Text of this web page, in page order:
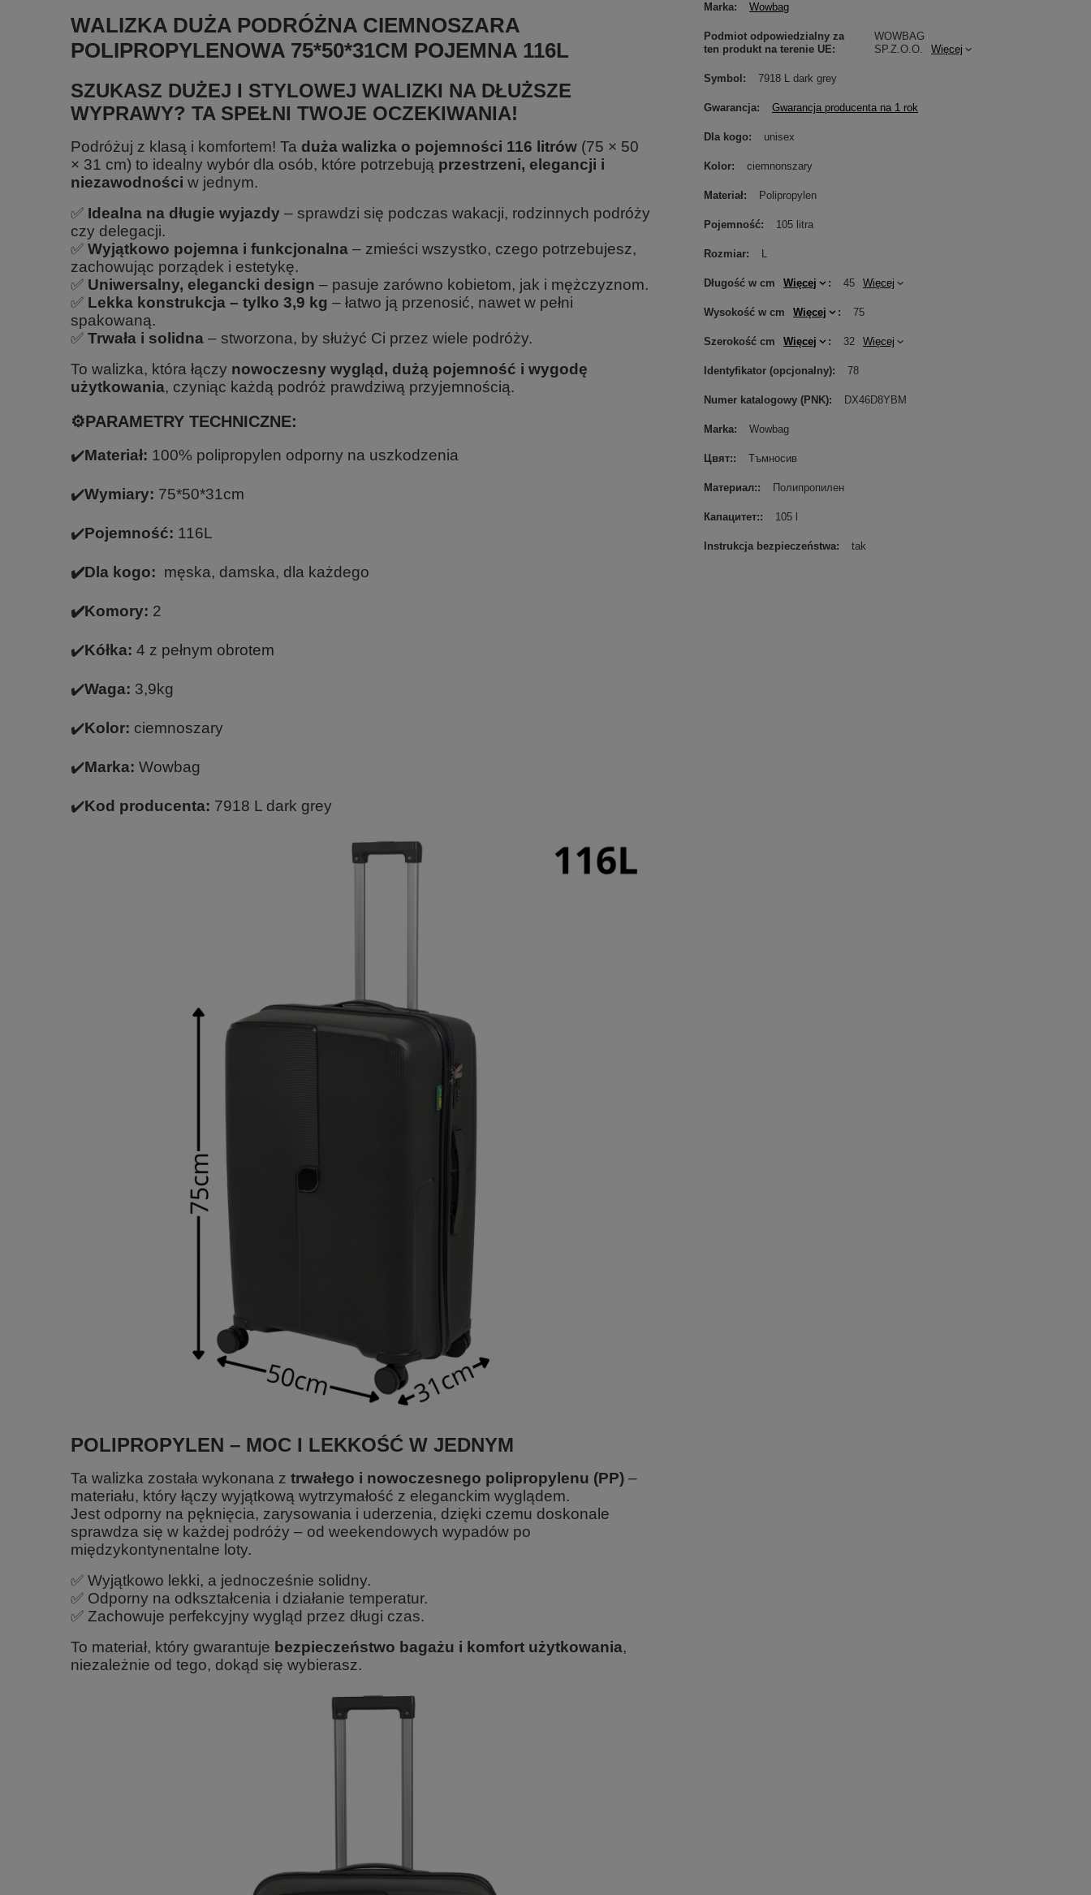
WALIZKA DUŻA PODRÓŻNA CIEMNOSZARA
POLIPROPYLENOWA 75*50*31CM POJEMNA 116L
SZUKASZ DUŻEJ I STYLOWEJ WALIZKI NA DŁUŻSZE
WYPRAWY? TA SPEŁNI TWOJE OCZEKIWANIA!
Podróżuj z klasą i komfortem! Ta duża walizka o pojemności 116 litrów (75 × 50
× 31 cm) to idealny wybór dla osób, które potrzebują przestrzeni, elegancji i
niezawodności w jednym.
✅ Idealna na długie wyjazdy – sprawdzi się podczas wakacji, rodzinnych podróży
czy delegacji.
✅ Wyjątkowo pojemna i funkcjonalna – zmieści wszystko, czego potrzebujesz,
zachowując porządek i estetykę.
✅ Uniwersalny, elegancki design – pasuje zarówno kobietom, jak i mężczyznom.
✅ Lekka konstrukcja – tylko 3,9 kg – łatwo ją przenosić, nawet w pełni
spakowaną.
✅ Trwała i solidna – stworzona, by służyć Ci przez wiele podróży.
To walizka, która łączy nowoczesny wygląd, dużą pojemność i wygodę
użytkowania, czyniąc każdą podróż prawdziwą przyjemnością.
⚙️PARAMETRY TECHNICZNE:
✔️Materiał: 100% polipropylen odporny na uszkodzenia
✔️Wymiary: 75*50*31cm
✔️Pojemność: 116L
✔️Dla kogo: męska, damska, dla każdego
✔️Komory: 2
✔️Kółka: 4 z pełnym obrotem
✔️Waga: 3,9kg
✔️Kolor: ciemnoszary
✔️Marka: Wowbag
✔️Kod producenta: 7918 L dark grey
POLIPROPYLEN – MOC I LEKKOŚĆ W JEDNYM
Ta walizka została wykonana z trwałego i nowoczesnego polipropylenu (PP) –
materiału, który łączy wyjątkową wytrzymałość z eleganckim wyglądem.
Jest odporny na pęknięcia, zarysowania i uderzenia, dzięki czemu doskonale
sprawdza się w każdej podróży – od weekendowych wypadów po
międzykontynentalne loty.
✅ Wyjątkowo lekki, a jednocześnie solidny.
✅ Odporny na odkształcenia i działanie temperatur.
✅ Zachowuje perfekcyjny wygląd przez długi czas.
To materiał, który gwarantuje bezpieczeństwo bagażu i komfort użytkowania,
niezależnie od tego, dokąd się wybierasz.
Marka Wowbag
Podmiot odpowiedzialny za
ten produkt na terenie UE
WOWBAG
SP.Z.O.O.
Więcej
Symbol 7918 L dark grey
Gwarancja Gwarancja producenta na 1 rok
Dla kogo unisex
Kolor ciemnonszary
Materiał Polipropylen
Pojemność 105 litra
Rozmiar L
Długość w cm Więcej 45 Więcej
Wysokość w cm Więcej 75
Szerokość cm Więcej 32 Więcej
Identyfikator (opcjonalny) 78
Numer katalogowy (PNK) DX46D8YBM
Marka Wowbag
Цвят: Tъмносив
Материал: Полипропилен
Капацитет: 105 l
Instrukcja bezpieczeństwa tak